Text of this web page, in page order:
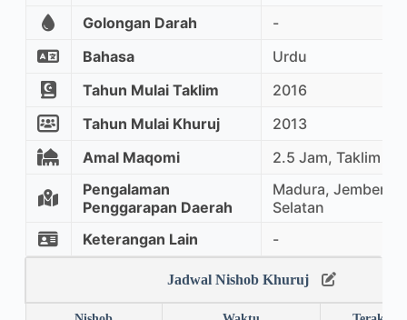
Golongan Darah
-
Bahasa
Urdu
Tahun Mulai Taklim
2016
Tahun Mulai Khuruj
2013
Amal Maqomi
2.5 Jam, Taklim
Pengalaman
Penggarapan Daerah
Madura, Jember,
Selatan
Keterangan Lain
-
Jadwal Nishob Khuruj